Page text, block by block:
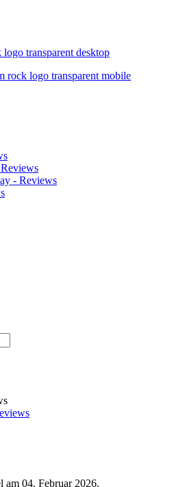
- Reviews
am 04. Februar 2026.